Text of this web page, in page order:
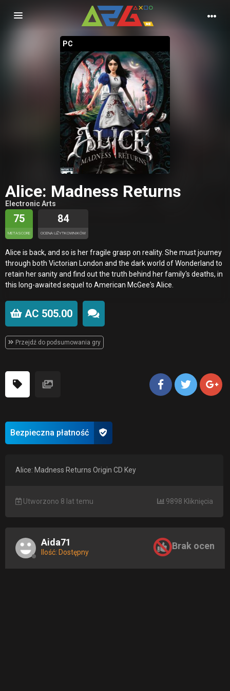
Nawigacja
PC
Alice: Madness Returns
Electronic Arts
75
METASCORE
84
OCENA UŻYTKOWNIKÓW
Alice is back, and so is her fragile grasp on reality. She must journey
through both Victorian London and the dark world of Wonderland to
retain her sanity and find out the truth behind her family's deaths, in
this long-awaited sequel to American McGee's Alice.
AC 505.00
Przejdź do podsumowania gry
Bezpieczna płatność
Alice: Madness Returns Origin CD Key
Utworzono 8 lat temu 9898 Kliknięcia
Aida71
Ilość: Dostępny
Brak ocen